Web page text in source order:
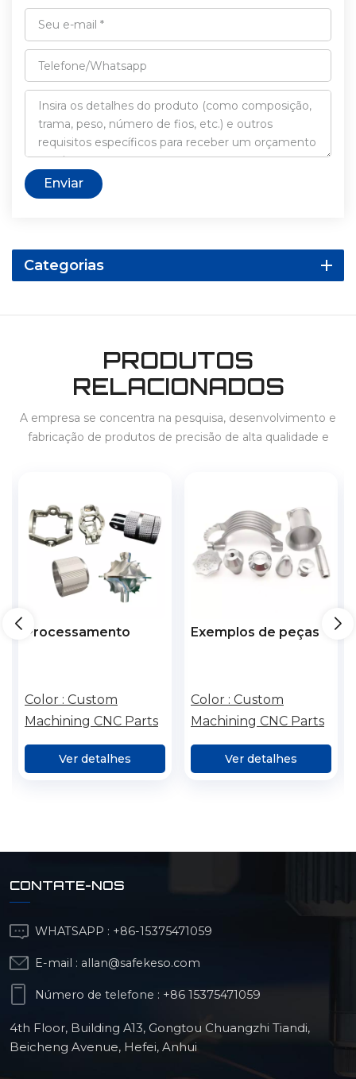
Enviar
Categorias
PRODUTOS
RELACIONADOS
A empresa se concentra na pesquisa, desenvolvimento e
fabricação de produtos de precisão de alta qualidade e
Exemplos de peças
de fabricação
inteligente
peças irregulares
Color : Custom
Machining CNC Parts
Ver detalhes
Serviço de usinagem
isolante de alta
qualidade.
Color : Customized
OEM ODM
Ver detalhes
CONTATE-NOS
WHATSAPP : +86-15375471059
E-mail : allan@safekeso.com
Número de telefone : +86 15375471059
4th Floor, Building A13, Gongtou Chuangzhi Tiandi,
Beicheng Avenue, Hefei, Anhui